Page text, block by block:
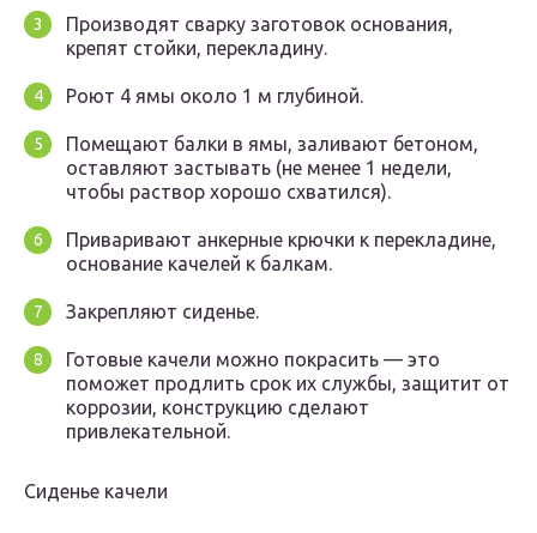
Производят сварку заготовок основания,
крепят стойки, перекладину.
Роют 4 ямы около 1 м глубиной.
Помещают балки в ямы, заливают бетоном,
оставляют застывать (не менее 1 недели,
чтобы раствор хорошо схватился).
Приваривают анкерные крючки к перекладине,
основание качелей к балкам.
Закрепляют сиденье.
Готовые качели можно покрасить — это
поможет продлить срок их службы, защитит от
коррозии, конструкцию сделают
привлекательной.
Сиденье качели